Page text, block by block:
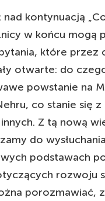
nad kontynuacją
w końcu mogą
które przez
otwarte: do
powstanie na
co stanie się z
Z tą nową
do
podstawach
rozwoju
porozmawiać,